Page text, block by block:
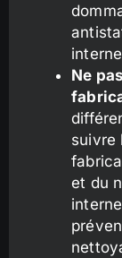
Ne
suivre
et du